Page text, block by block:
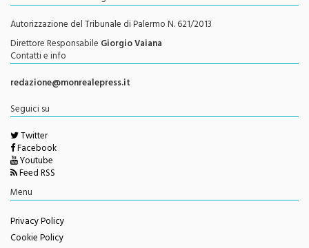
Autorizzazione del Tribunale di Palermo N. 621/2013
Direttore ResponsabileGiorgio Vaiana
Contatti e info
redazione@monrealepress.it
Twitter
Facebook
Youtube
Feed RSS
Menu
Privacy Policy
Cookie Policy
Disclaimer